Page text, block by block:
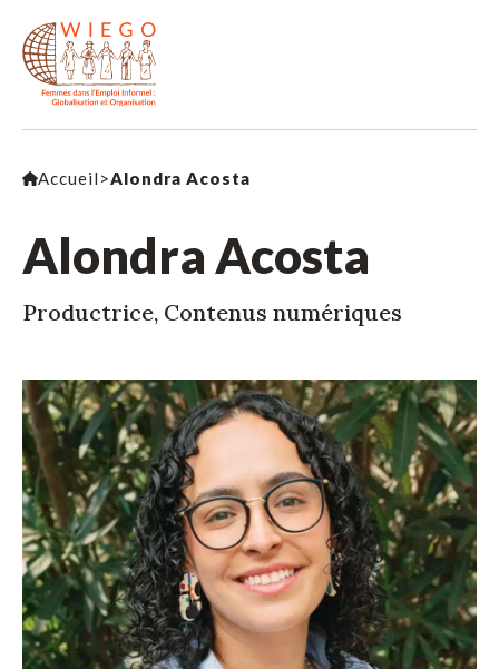
Accueil >Alondra Acosta
Alondra Acosta
Productrice, Contenus numériques